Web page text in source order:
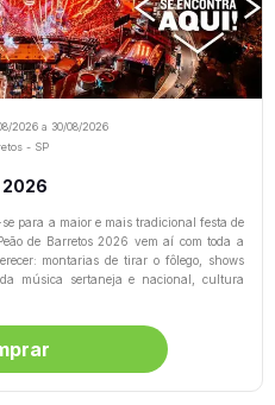
2026a 30/08/2026
- SP
2026
se para a maior e mais tradicional festa de
de Barretos 2026 vem aí com toda a
montarias de tirar o fôlego, shows
música sertaneja e nacional, cultura